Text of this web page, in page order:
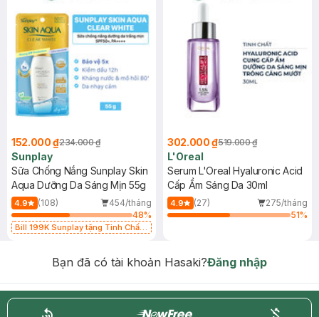
152.000 ₫234.000 ₫
Sunplay
Sữa Chống Nắng Sunplay Skin
Aqua Dưỡng Da Sáng Mịn 55g
4.9 (108)
454/tháng
48%
Bill 199K Sunplay tặng Tinh Chất
302.000 ₫519.000 ₫
L'Oreal
Serum L'Oreal Hyaluronic Acid
Cấp Ẩm Sáng Da 30ml
4.9 (27)
275/tháng
51%
Bạn đã có tài khoản Hasaki?Đăng nhập